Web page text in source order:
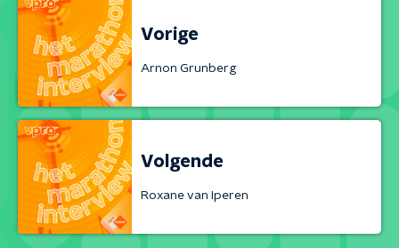
Vorige
Arnon Grunberg
Volgende
Roxane van Iperen